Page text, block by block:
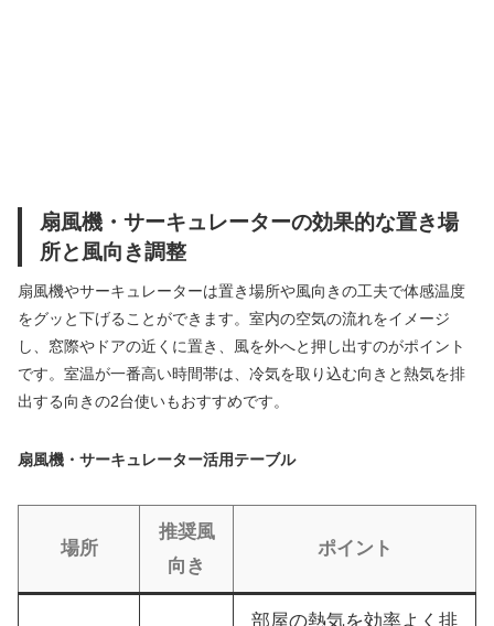
扇風機・サーキュレーターの効果的な置き場
所と風向き調整
扇風機やサーキュレーターは置き場所や風向きの工夫で体感温度
をグッと下げることができます。室内の空気の流れをイメージ
し、窓際やドアの近くに置き、風を外へと押し出すのがポイント
です。室温が一番高い時間帯は、冷気を取り込む向きと熱気を排
出する向きの2台使いもおすすめです。
扇風機・サーキュレーター活用テーブル
場所
推奨風
向き
ポイント
部屋の熱気を効率よく排